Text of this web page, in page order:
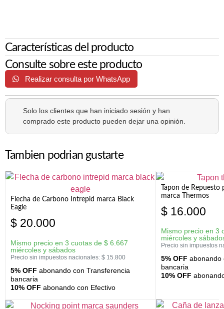
Características del producto
Consulte sobre este producto
Realizar consulta por WhatsApp
Solo los clientes que han iniciado sesión y han
comprado este producto pueden dejar una opinión.
Tambien podrian gustarte
Flecha de Carbono Intrepid marca Black
Eagle
$ 20.000
Mismo precio en 3 cuotas de $ 6.667
miércoles y sábados
Precio sin impuestos nacionales: $ 15.800
5% OFF abonando con Transferencia
bancaria
10% OFF abonando con Efectivo
Tapon de Repuesto
marca Thermos
$ 16.000
Mismo precio en 3
miércoles y
Precio sin impuestos
5% OFF abonando
bancaria
10% OFF